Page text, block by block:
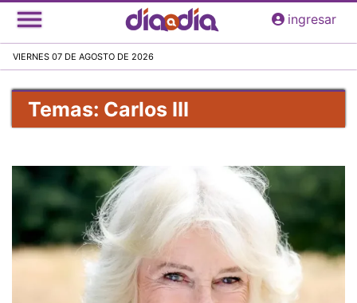
Pasar
al
principal
ingresar
VIERNES 07 DE AGOSTO DE 2026
Temas: Carlos III